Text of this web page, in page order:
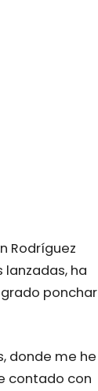
Rodríguez
lanzadas, ha
ponchar
donde me he
contado con